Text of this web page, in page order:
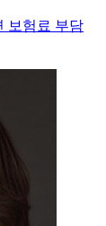
보험료 부담